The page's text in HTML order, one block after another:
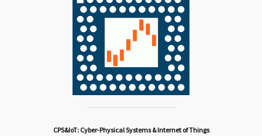
CPS&IoT: Cyber-Physical Systems & Internet of Things